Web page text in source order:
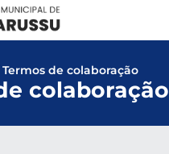
Termos de colaboração
colaboração